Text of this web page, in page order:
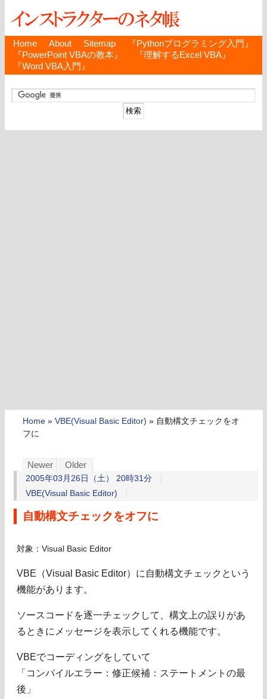
Home About Sitemap
『Pythonプログラミング入門』
『PowerPoint VBAの教本』
『理解するExcel VBA』
『Word VBA入門』
Home » VBE(Visual Basic Editor) » 自動構文チェックをオ
フに
Newer Older
2005年03月26日（土） 20時31分
VBE(Visual Basic Editor)
自動構文チェックをオフに
対象：Visual Basic Editor
VBE（Visual Basic Editor）に自動構文チェックという
機能があります。
ソースコードを逐一チェックして、構文上の誤りがあ
るときにメッセージを表示してくれる機能です。
VBEでコーディングをしていて
「コンパイルエラー：修正候補：ステートメントの最
後」